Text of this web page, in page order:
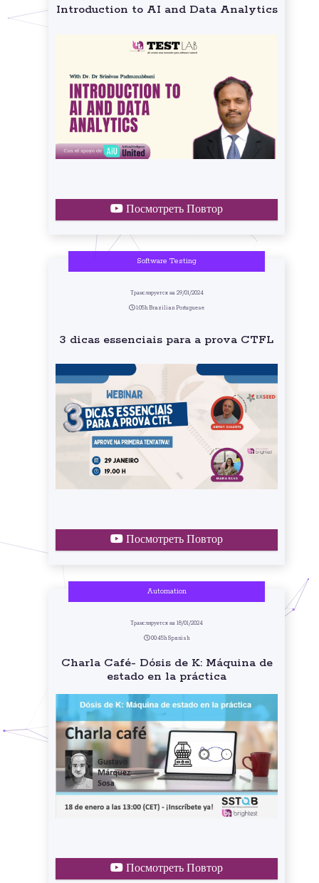
Introduction to AI and Data Analytics
Посмотреть Повтор
Software Testing
Транслируется на 29/01/2024
1:05h Brazilian Portuguese
3 dicas essenciais para a prova CTFL
Посмотреть Повтор
Automation
Транслируется на 18/01/2024
00:45h Spanish
Charla Café- Dósis de K: Máquina de
estado en la práctica
Посмотреть Повтор